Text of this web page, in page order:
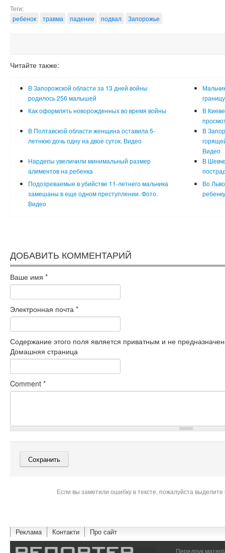
Теги:
ребенок
травма падение подвал Запорожье
Читайте также:
В Запорожской области за 13 дней войны
родилось 256 малышей
Как оформлять новорожденных во время войны
В
В Полтавской области женщина оставила 5-
летнюю дочь одну на двое суток. Видео
В
Видео
Нардепы увеличили минимальный размер
алиментов на ребенка
В
Подозреваемые в убийстве 11-летнего мальчика
замешаны в еще одном преступлении. Фото.
Видео
Во
ДОБАВИТЬ КОММЕНТАРИЙ
Ваше имя *
Электронная почта *
Содержание этого поля является приватным и не
Домашняя страница
Comment *
Если вы заметили ошибку в тексте, пожалуйста
Реклама Контакти Про сайт
Передрук